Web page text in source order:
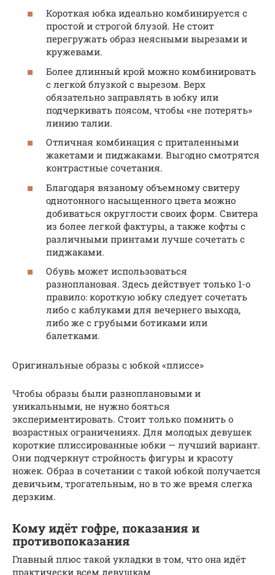
Короткая юбка идеально комбинируется с
простой и строгой блузой. Не стоит
перегружать образ неясными вырезами и
кружевами.
Более длинный крой можно комбинировать
с легкой блузкой с вырезом. Верх
обязательно заправлять в юбку или
подчеркивать поясом, чтобы «не потерять»
линию талии.
Отличная комбинация с приталенными
жакетами и пиджаками. Выгодно смотрятся
контрастные сочетания.
Благодаря вязаному объемному свитеру
однотонного насыщенного цвета можно
добиваться округлости своих форм. Свитера
из более легкой фактуры, а также кофты с
различными принтами лучше сочетать с
пиджаками.
Обувь может использоваться
разноплановая. Здесь действует только 1-о
правило: короткую юбку следует сочетать
либо с каблуками для вечернего выхода,
либо же с грубыми ботиками или
балетками.
Оригинальные образы с юбкой «плиссе»
Чтобы образы были разноплановыми и
уникальными, не нужно бояться
экспериментировать. Стоит только помнить о
возрастных ограничениях. Для молодых девушек
короткие плиссированные юбки — лучший вариант.
Они подчеркнут стройность фигуры и красоту
ножек. Образ в сочетании с такой юбкой получается
девичьим, трогательным, но в то же время слегка
дерзким.
Кому идёт гофре, показания и
противопоказания
Главный плюс такой укладки в том, что она идёт
практически всем девушкам